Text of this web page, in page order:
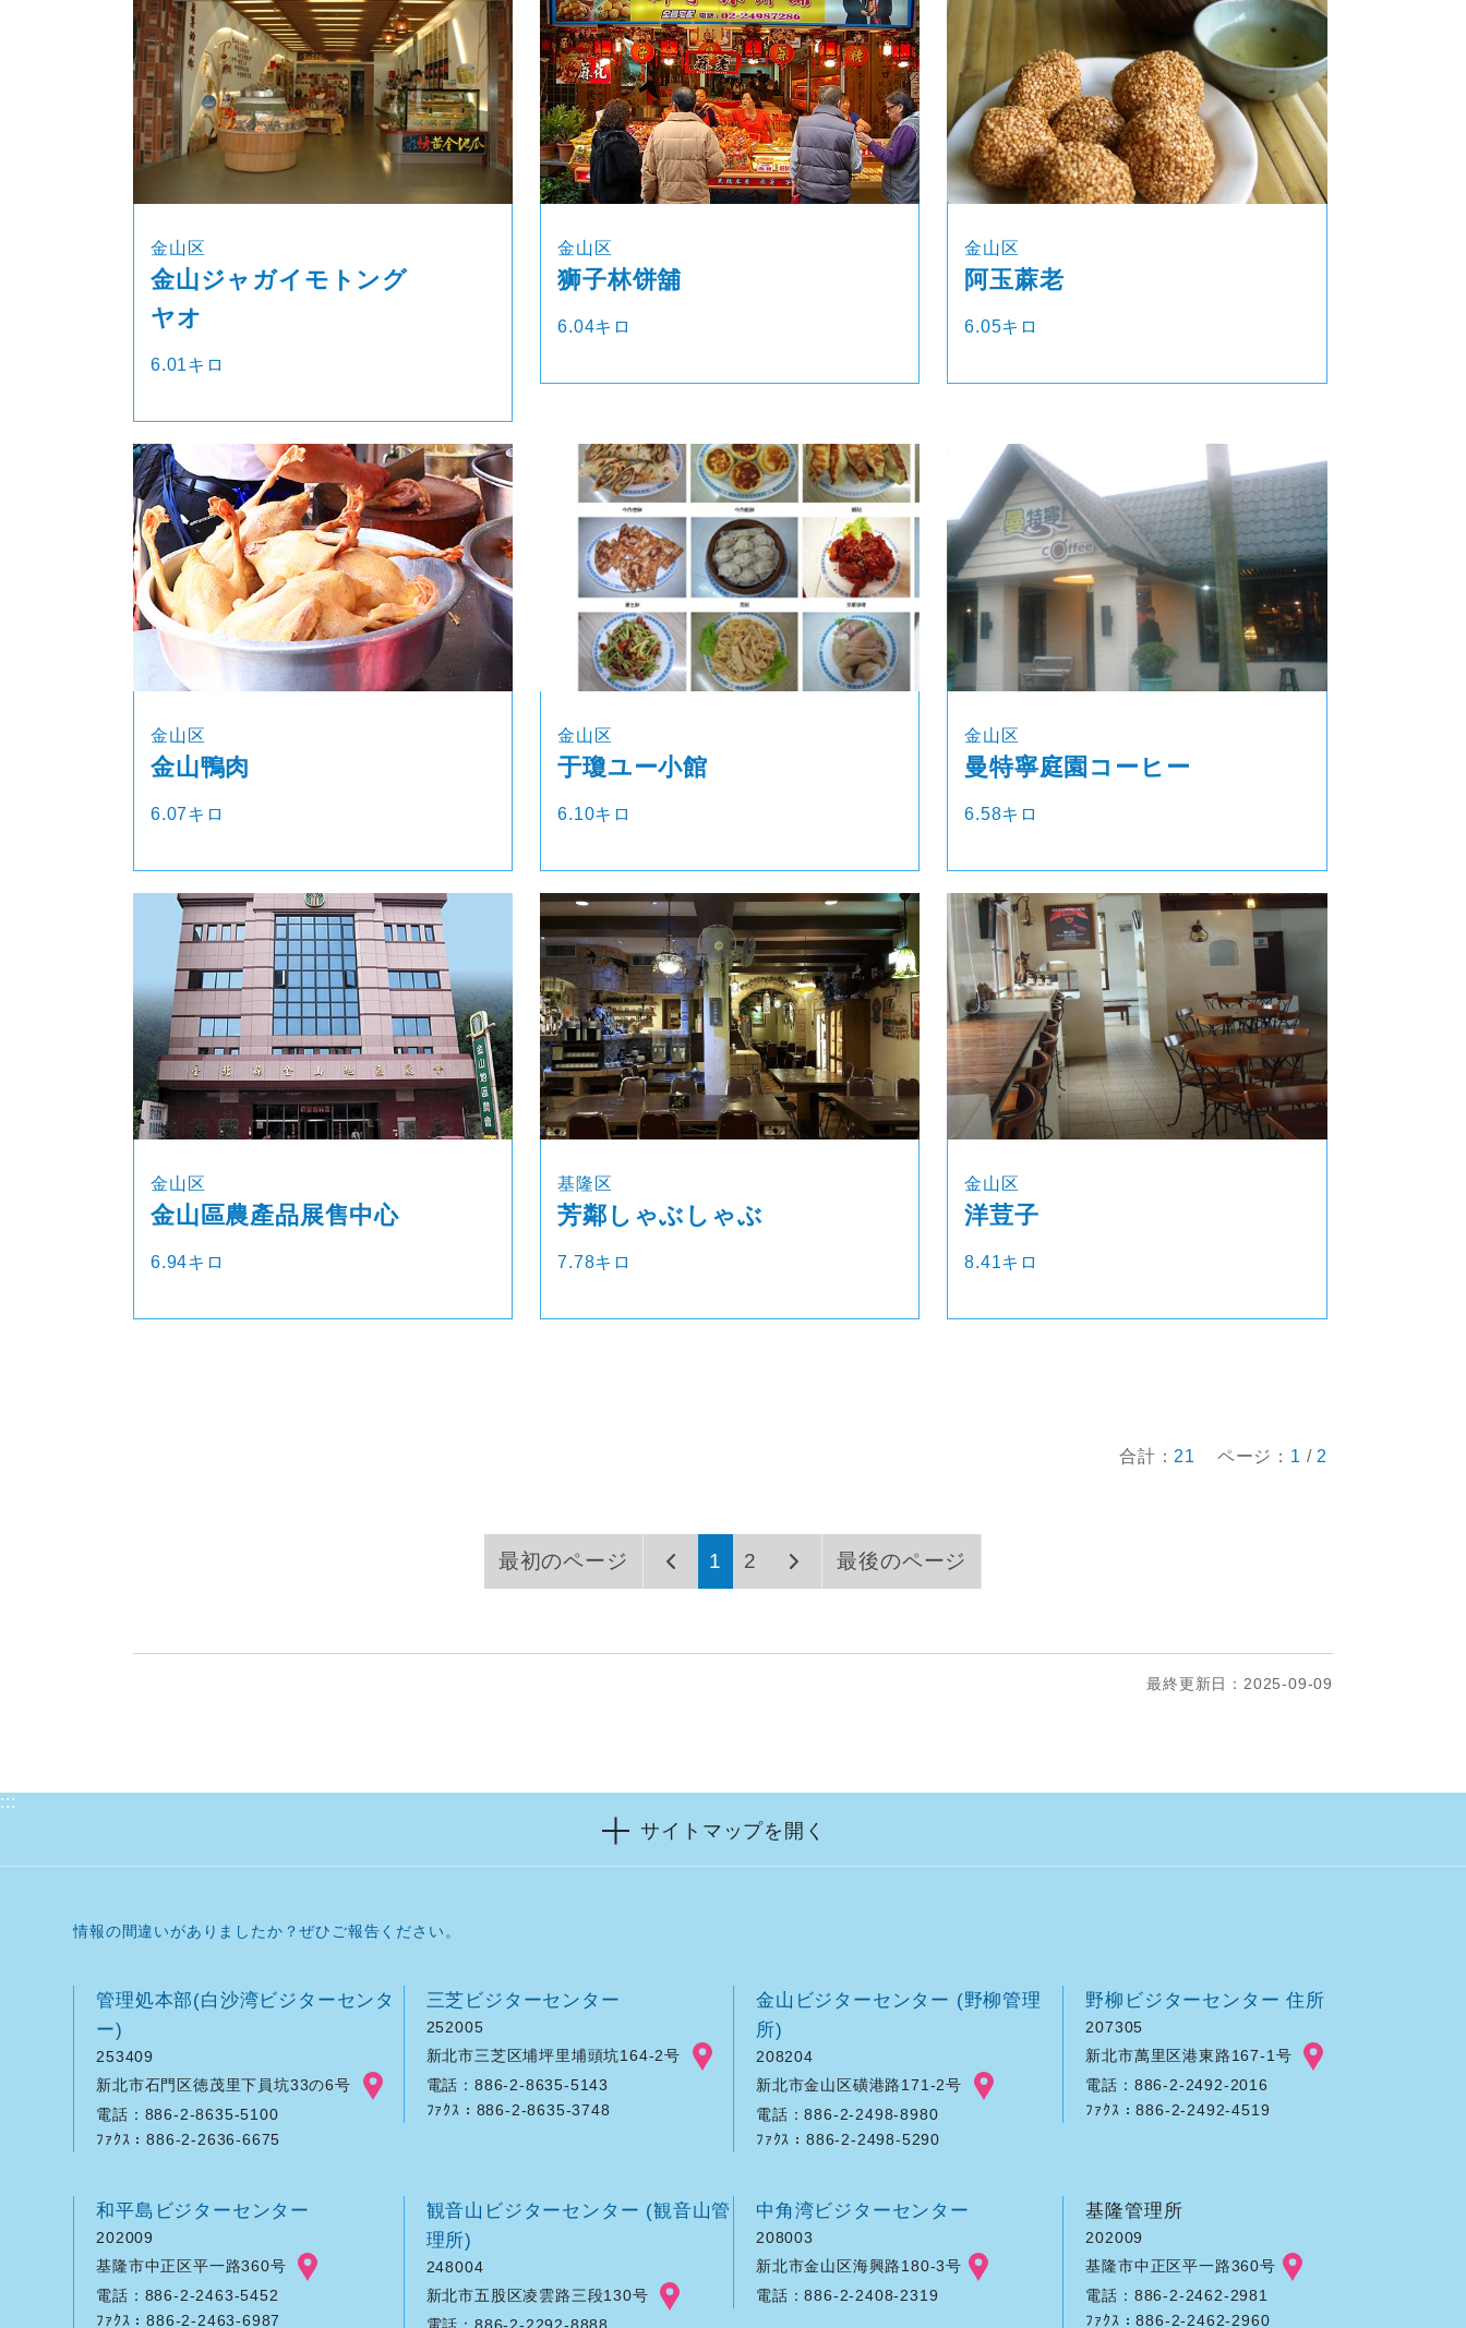
金山区
金山ジャガイモトング
ヤオ
6.01キロ
金山区
狮子林饼舖
6.04キロ
金山区
阿玉蔴老
6.05キロ
金山区
金山鴨肉
6.07キロ
金山区
于瓊ユー小館
6.10キロ
金山区
曼特寧庭園コーヒー
6.58キロ
金山区
金山區農產品展售中心
6.94キロ
基隆区
芳鄰しゃぶしゃぶ
7.78キロ
金山区
洋荳子
8.41キロ
合計： 21 ページ： 1 / 2
最初のページ 1 2 最後のページ
最終更新日：2025-09-09
:::
サイトマップを開く
情報の間違いがありましたか？ぜひご報告ください。
管理処本部(白沙湾ビジターセンタ
ー)
253409
新北市石門区徳茂里下員坑33の6号
電話：886-2-8635-5100
ﾌｧｸｽ：886-2-2636-6675
三芝ビジターセンター
252005
新北市三芝区埔坪里埔頭坑164-2号
電話：886-2-8635-5143
ﾌｧｸｽ：886-2-8635-3748
金山ビジターセンター (野柳管理
所)
208204
新北市金山区磺港路171-2号
電話：886-2-2498-8980
ﾌｧｸｽ：886-2-2498-5290
野柳ビジターセンター 住所
207305
新北市萬里区港東路167-1号
電話：886-2-2492-2016
ﾌｧｸｽ：886-2-2492-4519
和平島ビジターセンター
202009
基隆市中正区平一路360号
電話：886-2-2463-5452
ﾌｧｸｽ：886-2-2463-6987
観音山ビジターセンター (観音山管
理所)
248004
新北市五股区凌雲路三段130号
中角湾ビジターセンター
208003
新北市金山区海興路180-3号
電話：886-2-2408-2319
基隆管理所
202009
基隆市中正区平一路360号
電話：886-2-2462-2981
ﾌｧｸｽ：886-2-2462-2960